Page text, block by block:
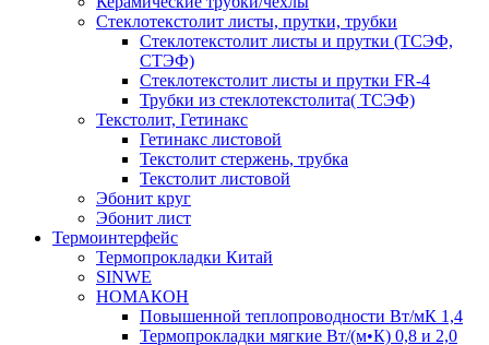
Cтеклотекстолит листы, прутки, трубки
Стеклотекстолит листы и прутки (ТСЭФ,
СТЭФ)
Стеклотекстолит листы и прутки FR-4
Трубки из стеклотекстолита( ТСЭФ)
Текстолит, Гетинакс
Гетинакс листовой
Текстолит стержень, трубка
Текстолит листовой
Эбонит круг
Эбонит лист
Термоинтерфейс
Термопрокладки Китай
SINWE
НОМАКОН
Повышенной теплопроводности Вт/мК 1,4
Термопрокладки мягкие Вт/(м•К) 0,8 и 2,0